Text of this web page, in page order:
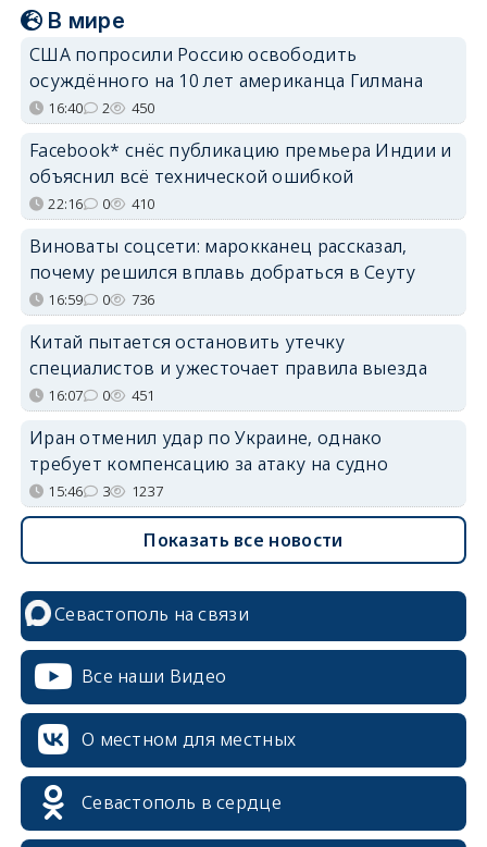
В мире
США попросили Россию освободить
осуждённого на 10 лет американца Гилмана
16:40 2 450
Facebook* снёс публикацию премьера Индии и
объяснил всё технической ошибкой
22:16 0 410
Виноваты соцсети: марокканец рассказал,
почему решился вплавь добраться в Сеуту
16:59 0 736
Китай пытается остановить утечку
специалистов и ужесточает правила выезда
16:07 0 451
Иран отменил удар по Украине, однако
требует компенсацию за атаку на судно
15:46 3 1237
Показать все новости
Севастополь на связи
Все наши Видео
О местном для местных
Севастополь в сердце